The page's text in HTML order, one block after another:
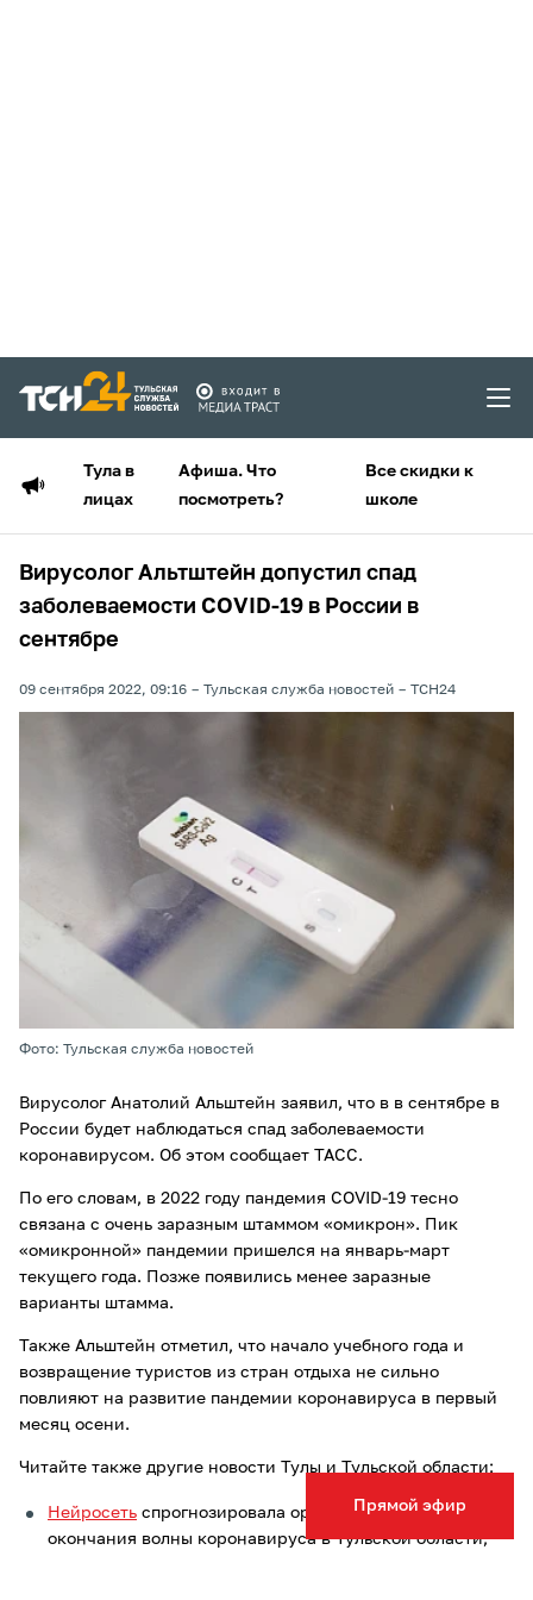
Тула в
лицах
Афиша. Что
посмотреть?
Все скидки к
школе
Прямой эфир
Вирусолог Альтштейн допустил спад
заболеваемости COVID-19 в России в
сентябре
09 сентября 2022, 09:16 Тульская служба новостей ТСН24
Фото: Тульская служба новостей
Вирусолог Анатолий Альштейн заявил, что в в сентябре в
России будет наблюдаться спад заболеваемости
коронавирусом. Об этом сообщает ТАСС.
По его словам, в 2022 году пандемия COVID-19 тесно
связана с очень заразным штаммом «омикрон». Пик
«омикронной» пандемии пришелся на январь-март
текущего года. Позже появились менее заразные
варианты штамма.
Также Альштейн отметил, что начало учебного года и
возвращение туристов из стран отдыха не сильно
повлияют на развитие пандемии коронавируса в первый
месяц осени.
Читайте также другие новости Тулы и Тульской области:
Нейросеть спрогнозировала ориентировочные сроки
окончания волны коронавируса в Тульской области;